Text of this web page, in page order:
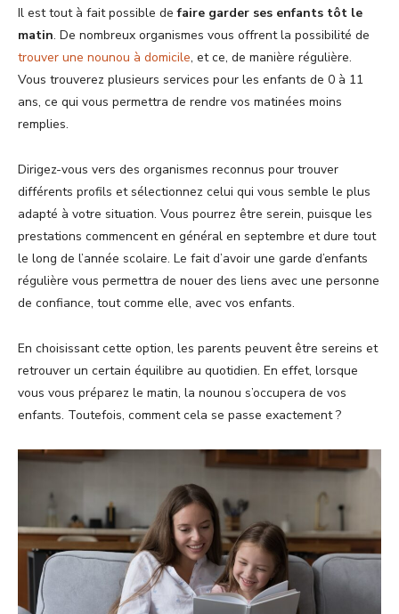
Il est tout à fait possible defaire garder ses enfants tôt le
matin. De nombreux organismes vous offrent la possibilité de
trouver une nounou à domicile, et ce, de manière régulière.
Vous trouverez plusieurs services pour les enfants de 0 à 11
ans, ce qui vous permettra de rendre vos matinées moins
remplies.
Dirigez-vous vers des organismes reconnus pour trouver
différents profils et sélectionnez celui qui vous semble le plus
adapté à votre situation. Vous pourrez être serein, puisque les
prestations commencent en général en septembre et dure tout
le long de l’année scolaire. Le fait d’avoir une garde d’enfants
régulière vous permettra de nouer des liens avec une personne
de confiance, tout comme elle, avec vos enfants.
En choisissant cette option, les parents peuvent être sereins et
retrouver un certain équilibre au quotidien. En effet, lorsque
vous vous préparez le matin, la nounou s’occupera de vos
enfants. Toutefois, comment cela se passe exactement ?